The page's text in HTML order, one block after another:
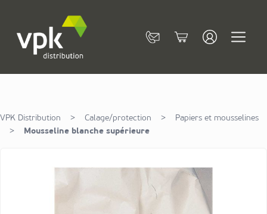
ContactCart
VPK Distribution > Calage/protection >
Papiers et mousselines
>
Mousseline blanche supérieure